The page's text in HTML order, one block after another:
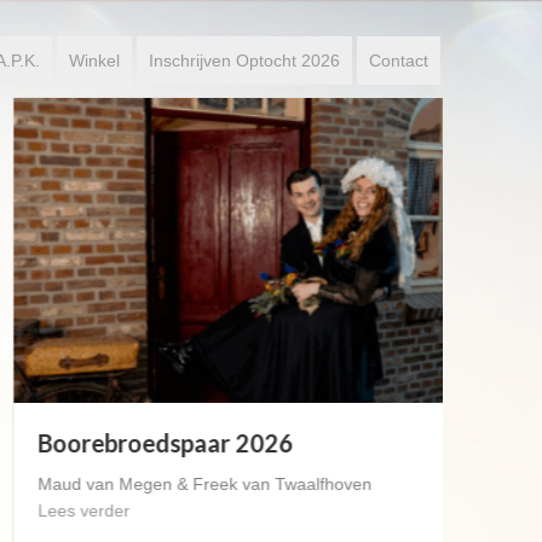
Winkel Inschrijven Optocht 2026 Contact
Boorebroedspaar 2026
Maud van Megen & Freek van Twaalfhoven
Lees verder